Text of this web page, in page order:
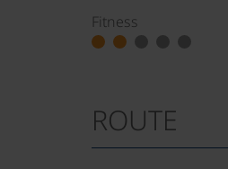
Fitness
ROUTE